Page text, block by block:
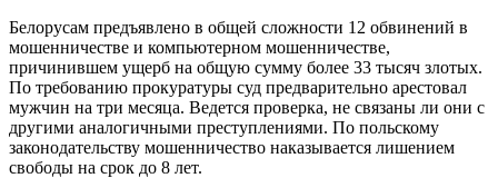
Белорусам предъявлено в общей сложности 12 обвинений в
мошенничестве и компьютерном мошенничестве,
причинившем ущерб на общую сумму более 33 тысяч злотых.
По требованию прокуратуры суд предварительно арестовал
мужчин на три месяца. Ведется проверка, не связаны ли они с
другими аналогичными преступлениями. По польскому
законодательству мошенничество наказывается лишением
свободы на срок до 8 лет.